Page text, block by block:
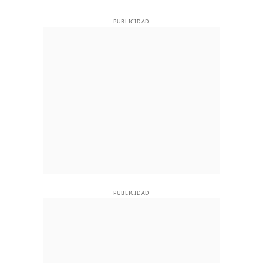
PUBLICIDAD
PUBLICIDAD